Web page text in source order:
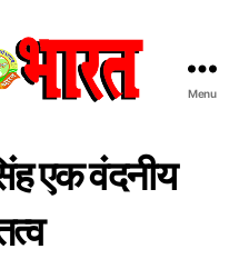
Menu
एक वंदनीय